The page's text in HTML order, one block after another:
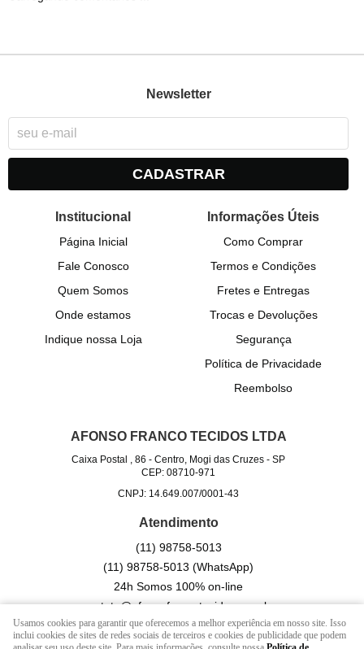
Newsletter
CADASTRAR
Institucional
Página Inicial
Fale Conosco
Quem Somos
Onde estamos
Indique nossa Loja
Informações Úteis
Como Comprar
Termos e Condições
Fretes e Entregas
Trocas e Devoluções
Segurança
Política de Privacidade
Reembolso
AFONSO FRANCO TECIDOS LTDA
Caixa Postal , 86 -Centro, Mogi das Cruzes -SP
CEP: 08710-971
CNPJ: 14.649.007/0001-43
Atendimento
(11) 98758-5013
(11) 98758-5013(WhatsApp)
24h Somos 100% on-line
contato@afonsofrancotecidos.com.br
Usamos cookies para garantir que oferecemos a melhor experiência em nosso site. Isso
inclui cookies de sites de redes sociais de terceiros e cookies de publicidade que podem